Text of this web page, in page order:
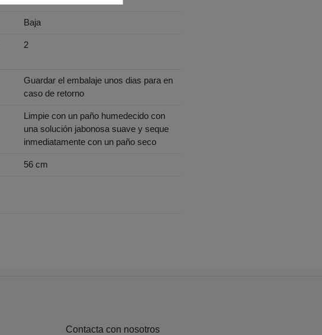
Baja
2
Guardar el embalaje unos dias para en
caso de retorno
Limpie con un paño humedecido con
una solución jabonosa suave y seque
inmediatamente con un paño seco
56 cm
Contacta con nosotros